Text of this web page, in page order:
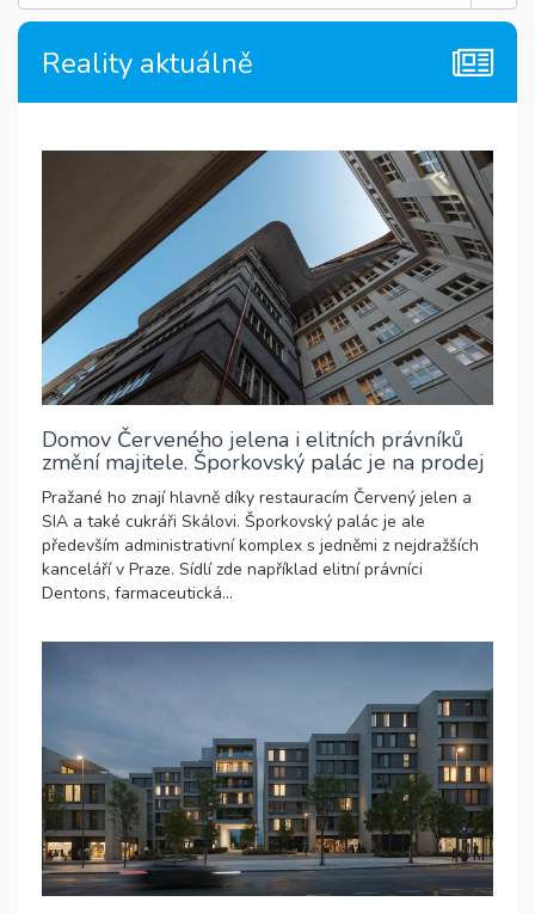
Reality aktuálně
Domov Červeného jelena i elitních právníků
změní majitele. Šporkovský palác je na prodej
Pražané ho znají hlavně díky restauracím Červený jelen a
SIA a také cukráři Skálovi. Šporkovský palác je ale
především administrativní komplex s jedněmi z nejdražších
kanceláří v Praze. Sídlí zde například elitní právníci
Dentons, farmaceutická...